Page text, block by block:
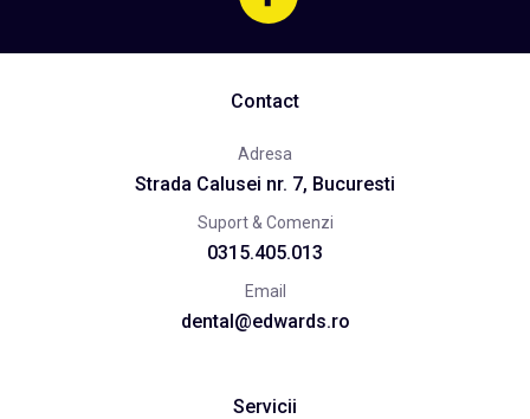
Contact
Adresa
Strada Calusei nr. 7, Bucuresti
Suport & Comenzi
0315.405.013
Email
dental@edwards.ro
Servicii